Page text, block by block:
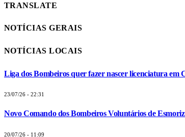
TRANSLATE
NOTÍCIAS GERAIS
NOTÍCIAS LOCAIS
Liga dos Bombeiros quer fazer nascer licenciatura em
23/07/26 - 22:31
Novo Comando dos Bombeiros Voluntários de Esmoriz
20/07/26 - 11:09